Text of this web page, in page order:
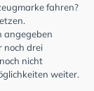
fahren?
angegeben
noch drei
nicht
weiter.